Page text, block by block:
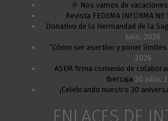
🌞 Nos vamos de vacaciones
Revista FEDEMA INFORMA Nº
Donativo de la Hermandad de la
julio, 2026
“Cómo ser asertivo y poner
2026
ASEM firma convenio de
Ibercaja 20 julio,
¡Celebrando nuestro 30
ENLACES DE